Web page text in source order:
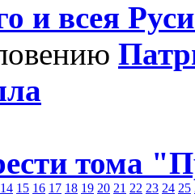
и всея
тома
14 15 16 17 18 19 20 21 22 23 24 25